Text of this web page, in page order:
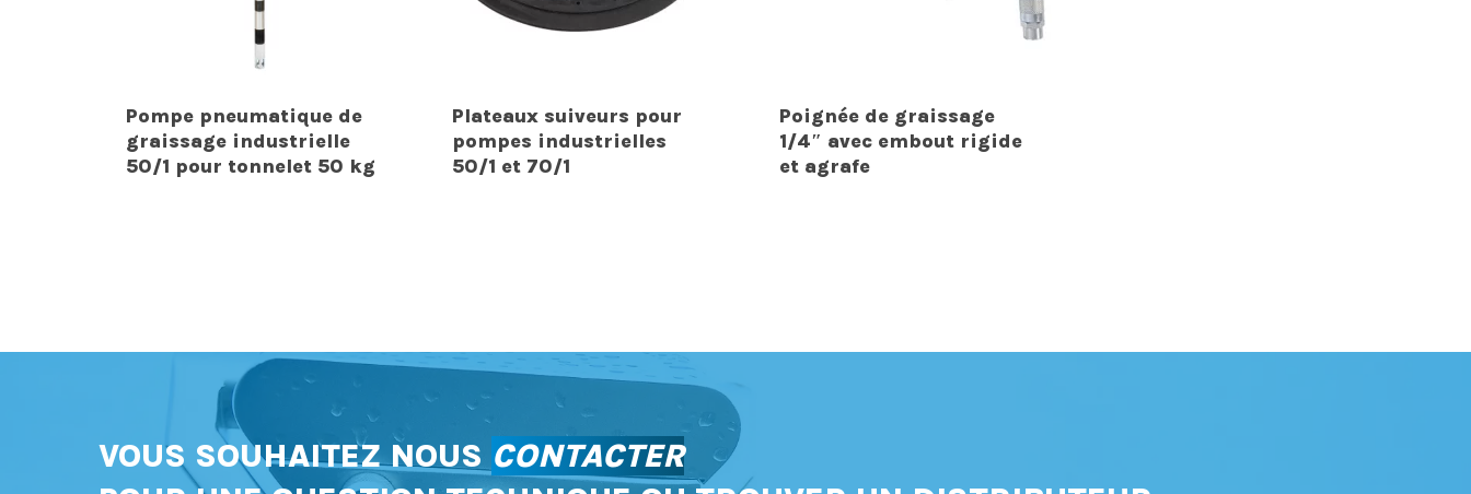
Pompe pneumatique de
graissage industrielle
50/1 pour tonnelet 50 kg
Plateaux suiveurs pour
pompes industrielles
50/1 et 70/1
Poignée de graissage
1/4″ avec embout rigide
et agrafe
VOUS SOUHAITEZ NOUS CONTACTER